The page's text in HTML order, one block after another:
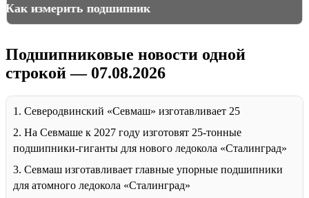
Как измерить подшипник
Подшипниковые новости одной
строкой — 07.08.2026
1. Северодвинский «Севмаш» изготавливает 25
2. На Севмаше к 2027 году изготовят 25-тонные
подшипники-гиганты для нового ледокола «Сталинград»
3. Севмаш изготавливает главные упорные подшипники
для атомного ледокола «Сталинград»